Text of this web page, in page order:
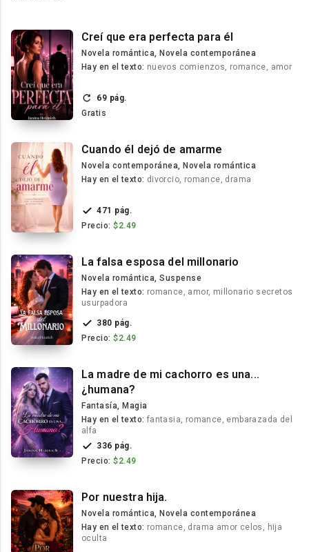
Creí que era perfecta para él
Novela romántica, Novela contemporánea
Hay en el texto: nuevos comienzos, romance, amor
69 pág.
Gratis
Cuando él dejó de amarme
Novela contemporánea, Novela romántica
Hay en el texto: divorcio, romance, drama
471 pág.
Precio: $2.49
La falsa esposa del millonario
Novela romántica, Suspense
Hay en el texto: romance, amor, millonario secretos
usurpadora
380 pág.
Precio: $2.49
La madre de mi cachorro es una...
¿humana?
Fantasía, Magia
Hay en el texto: fantasia, romance, embarazada del
alfa
336 pág.
Precio: $2.49
Por nuestra hija.
Novela romántica, Novela contemporánea
Hay en el texto: romance, drama amor celos, hija
oculta